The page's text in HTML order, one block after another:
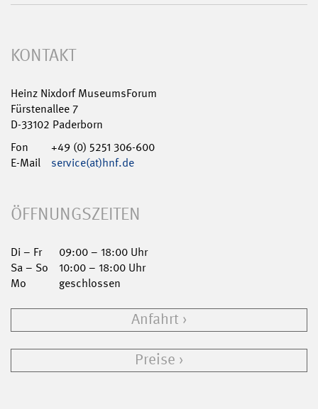
KONTAKT
Heinz Nixdorf MuseumsForum
Fürstenallee 7
D-33102 Paderborn
Fon
+49 (0) 5251 306-600
E-Mail
service(at)hnf.de
ÖFFNUNGSZEITEN
Di – Fr
09:00 – 18:00 Uhr
Sa – So
10:00 – 18:00 Uhr
Mo
geschlossen
Anfahrt
Preise